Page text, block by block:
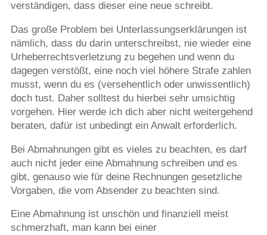
verständigen, dass dieser eine neue schreibt.
Das große Problem bei Unterlassungserklärungen ist
nämlich, dass du darin unterschreibst, nie wieder eine
Urheberrechtsverletzung zu begehen und wenn du
dagegen verstößt, eine noch viel höhere Strafe zahlen
musst, wenn du es (versehentlich oder unwissentlich)
doch tust. Daher solltest du hierbei sehr umsichtig
vorgehen. Hier werde ich dich aber nicht weitergehend
beraten, dafür ist unbedingt ein Anwalt erforderlich.
Bei Abmahnungen gibt es vieles zu beachten, es darf
auch nicht jeder eine Abmahnung schreiben und es
gibt, genauso wie für deine Rechnungen gesetzliche
Vorgaben, die vom Absender zu beachten sind.
Eine Abmahnung ist unschön und finanziell meist
schmerzhaft, man kann bei einer